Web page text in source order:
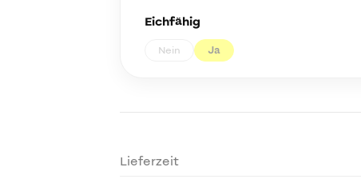
Eichfähig
Nein Ja
Lieferzeit